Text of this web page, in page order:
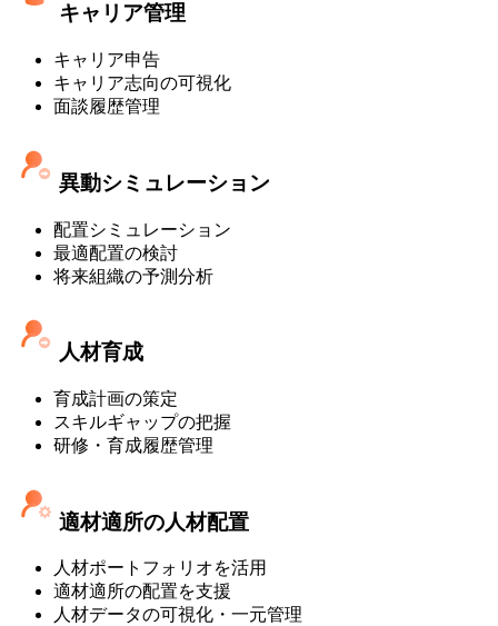
キャリア管理
キャリア申告
キャリア志向の可視化
面談履歴管理
異動シミュレーション
配置シミュレーション
最適配置の検討
将来組織の予測分析
人材育成
育成計画の策定
スキルギャップの把握
研修・育成履歴管理
適材適所の人材配置
人材ポートフォリオを活用
適材適所の配置を支援
人材データの可視化・一元管理